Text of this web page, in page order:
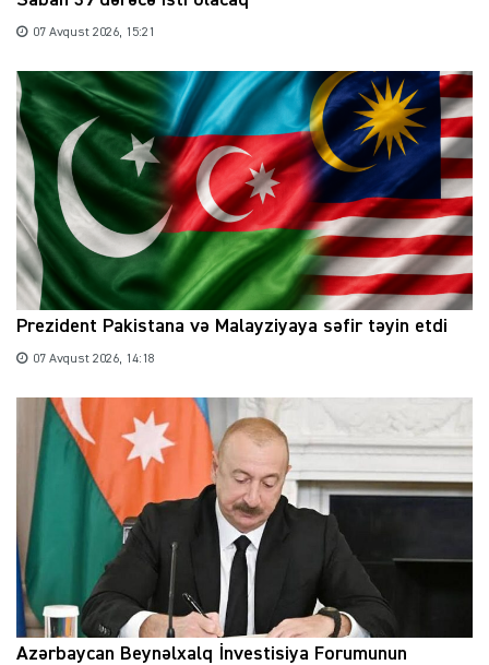
07 Avqust 2026, 15:21
Prezident Pakistana və Malayziyaya səfir təyin etdi
07 Avqust 2026, 14:18
Azərbaycan Beynəlxalq İnvestisiya Forumunun